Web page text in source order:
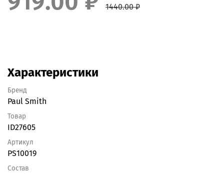
1440.00 ₽
Характеристики
Бренд
Paul Smith
Товар
ID27605
Артикул
PS10019
Состав